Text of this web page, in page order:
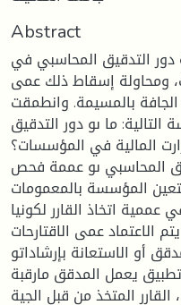
Abstract
التدقيق المحاسبي في
ومحاولة إسقاط ذلك عمى
الجافة بالمسيمة. وانطمقت
التالية: ما ىو دور التدقيق
المالية في المؤسسات؟
المحاسبي ىو عممة فحص
المؤسسة بالمعمومات
اتخاذ القارر لكونيا
الاعتماد عمى الاقتارحات
أو الاستعانة بإرشاداتو
يعمل المدقق مارقبة
المتخذ من قبل الجية